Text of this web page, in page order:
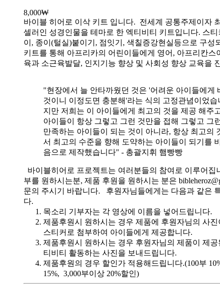
8,000₩
바이블 히어로 이삭 키트 입니다. 전세계 공통주제이자
셀러인 성경인물을 테마로 한 엑티비티 키트입니다. 스
이, 종이(털실)붙이기, 점잇기, 색칠증강현실등으로 구성
키트를 통해 아프리카의 어린이들에게 영어, 아프리칸스
육과 소근육발달, 인지기능 향상 및 사회성 향상 교육을
"현장에서 늘 안타까웠던 것은 '어려운 아이들에게
것이니 이정도면 충분해'라는 식의 고정관념이었습
지만 저희는 이 아이들에게 최고의 것을 제공 해주
아이들이 항상 그렇고 그런 것만을 접해 그렇고 그
만족하는 아이들이 되는 것이 아니라, 항상 최고의
서 최고의 수준을 향해 도약하는 아이들이 되기를
음으로 제작했습니다" - 총괄지휘 햄빵빵
바이블히어로 프로젝트는 여러분들의 참여로 이루어집
부를 원하시는분, 제품 후원을 원하시는 분은
문의 주시기 바랍니다. 후원자님들에게는 다음과 같은
다.
목소리 기부자는 각 영상에 이름을 넣어드립니다.
제품후원시 원하시는 경우 제품에 후원자님의 사
스티커로 첨부하여 아이들에게 제공합니다.
제품후원시 원하시는 경우 후원자님의 제품이 제
티비티 활동하는 사진을 보내드립니다.
제품후원의 경우 할인가 적용해드립니다.(100부
15%, 3,000부이상 20%할인)